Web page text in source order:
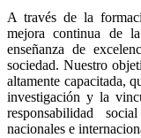
A través de la
mejora continua de
enseñanza de
sociedad. Nuestro
altamente capacitada,
investigación y la
responsabilidad
nacionales e